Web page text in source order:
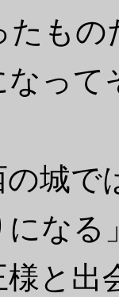
たも
なっ
の城
なる
と出